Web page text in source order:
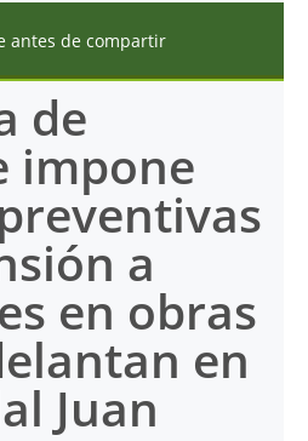
antes de compartir
de
impone
a
en obras
en
Juan